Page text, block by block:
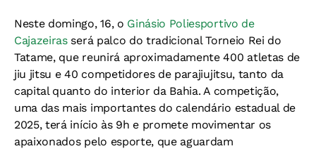
Neste domingo, 16, o Ginásio Poliesportivo de
Cajazeirasserá palco do tradicional Torneio Rei do
Tatame, que reunirá aproximadamente 400 atletas de
jiu jitsu e 40 competidores de parajiujitsu, tanto da
capital quanto do interior da Bahia. A competição,
uma das mais importantes do calendário estadual de
2025, terá início às 9h e promete movimentar os
apaixonados pelo esporte, que aguardam